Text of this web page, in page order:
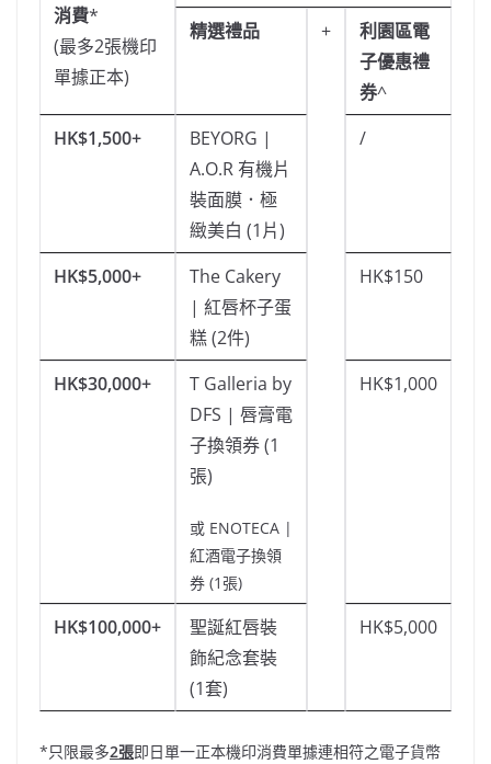
消費*
(最多2張機印
單據正本)
精選禮品 +
利園區電
子優惠禮
券^
HK$1,500+
BEYORG |
A.O.R 有機片
裝面膜．極
緻美白 (1片)
/
HK$5,000+
The Cakery
| 紅唇杯子蛋
糕 (2件)
HK$150
HK$30,000+
T Galleria by
DFS | 唇膏電
子換領券 (1
張)
或 ENOTECA |
紅酒電子換領
券 (1張)
HK$1,000
HK$100,000+
聖誕紅唇裝
飾紀念套裝
(1套)
HK$5,000
*只限最多2張即日單一正本機印消費單據連相符之電子貨幣